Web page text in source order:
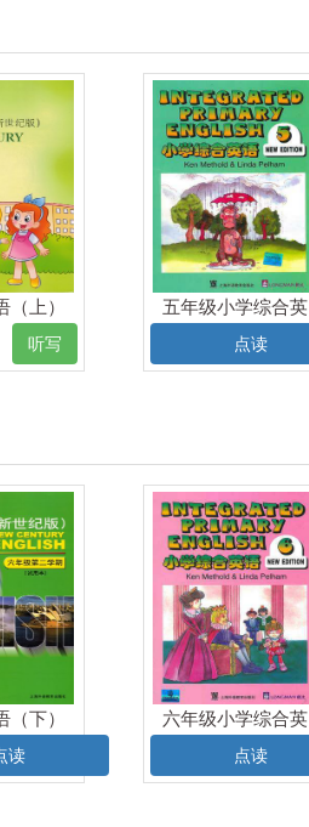
（上）
本听写
五年级小学综合英
语（上）电子课本
点读
（下）
本
读
六年级小学综合英
语（上）电子课本
点读